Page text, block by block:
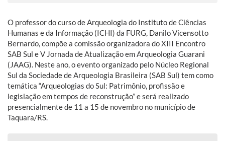
O professor do curso de Arqueologia do Instituto de Ciências
Humanas e da Informação (ICHI) da FURG, Danilo Vicensotto
Bernardo, compõe a comissão organizadora do XIII Encontro
SAB Sul e V Jornada de Atualização em Arqueologia Guarani
(JAAG). Neste ano, o evento organizado pelo Núcleo Regional
Sul da Sociedade de Arqueologia Brasileira (SAB Sul) tem como
temática “Arqueologias do Sul: Patrimônio, profissão e
legislação em tempos de reconstrução” e será realizado
presencialmente de 11 a 15 de novembro no município de
Taquara/RS.